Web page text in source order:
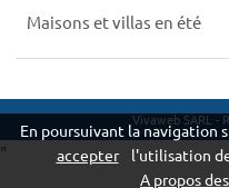
Maisons et villas en été
Vivaweb SARL -
En poursuivant la navigation
accepter
l'utilisation
A propos
"